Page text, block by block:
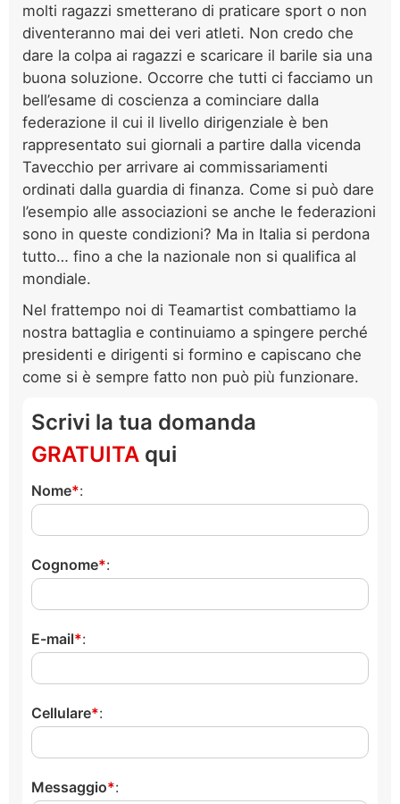
molti ragazzi smetterano di praticare sport o non
diventeranno mai dei veri atleti. Non credo che
dare la colpa ai ragazzi e scaricare il barile sia una
buona soluzione. Occorre che tutti ci facciamo un
bell’esame di coscienza a cominciare dalla
federazione il cui il livello dirigenziale è ben
rappresentato sui giornali a partire dalla vicenda
Tavecchio per arrivare ai commissariamenti
ordinati dalla guardia di finanza. Come si può dare
l’esempio alle associazioni se anche le federazioni
sono in queste condizioni? Ma in Italia si perdona
tutto… fino a che la nazionale non si qualifica al
mondiale.
Nel frattempo noi di Teamartist combattiamo la
nostra battaglia e continuiamo a spingere perché
presidenti e dirigenti si formino e capiscano che
come si è sempre fatto non può più funzionare.
Scrivi la tua domanda
GRATUITA qui
Nome :
Cognome :
E-mail :
Cellulare :
Messaggio :